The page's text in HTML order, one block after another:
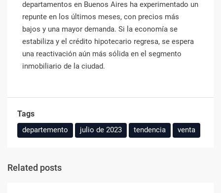
departamentos en Buenos Aires ha experimentado un
repunte en los últimos meses, con precios más
bajos y una mayor demanda. Si la economía se
estabiliza y el crédito hipotecario regresa, se espera
una reactivación aún más sólida en el segmento
inmobiliario de la ciudad.
Tags
departemento julio de 2023 tendencia venta
Related posts